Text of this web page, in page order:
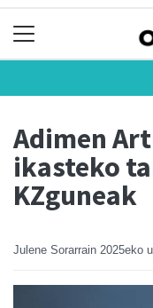
Adimen
ikasteko
KZguneak
Julene Sorarrain 2025eko